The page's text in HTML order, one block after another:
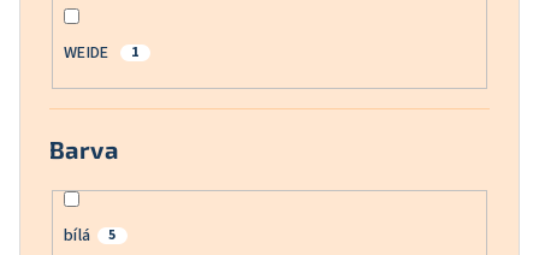
WEIDE 1
Barva
bílá 5